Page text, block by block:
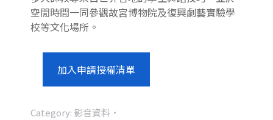
空閒時間一同參觀故宮博物院及復興劇藝實驗學
校等文化場所。
加入申請授權清單
Category: 影音資料